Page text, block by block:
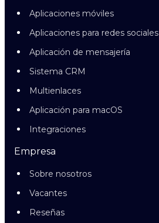
Aplicaciones móviles
Aplicaciones para redes sociales
Aplicación de mensajería
Sistema CRM
Multienlaces
Aplicación para macOS
Integraciones
Empresa
Sobre nosotros
Vacantes
Reseñas